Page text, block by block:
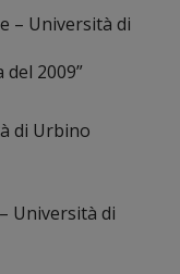
– Università di
2009”
di Urbino
Università di